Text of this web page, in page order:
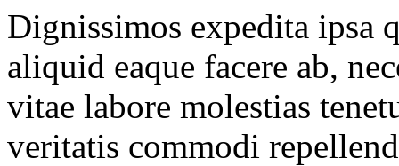
Dignissimos expedita ipsa
aliquid eaque facere ab,
vitae labore molestias
veritatis commodi